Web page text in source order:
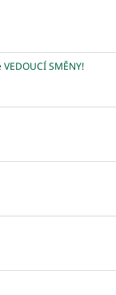
SMĚNY!